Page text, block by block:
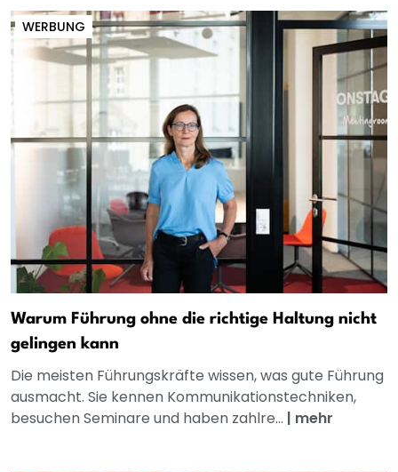
WERBUNG
Warum Führung ohne die richtige Haltung nicht
gelingen kann
Die meisten Führungskräfte wissen, was gute Führung
ausmacht. Sie kennen Kommunikationstechniken,
besuchen Seminare und haben zahlre... | mehr